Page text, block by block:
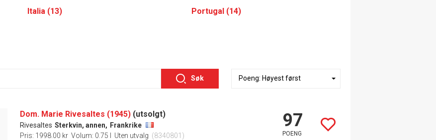
Italia (13) Portugal (14)
Søk
Dom. Marie Rivesaltes (1945) (utsolgt)
Rivesaltes Sterkvin, annen, Frankrike
Pris: 1998.00 kr Volum: 0.75 l Uten utvalg (8340801)
97
POENG